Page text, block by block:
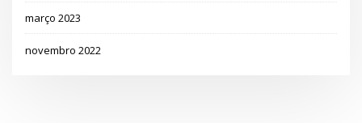
março 2023
novembro 2022